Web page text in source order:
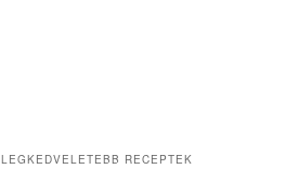
LEGKEDVELETEBB RECEPTEK